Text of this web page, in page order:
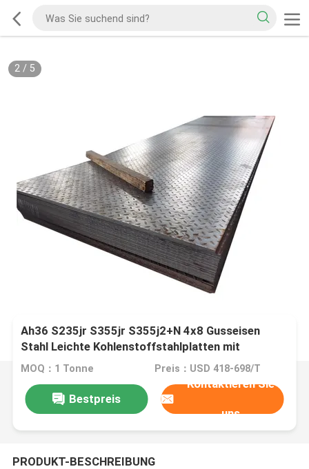
2/ 5
Ah36 S235jr S355jr S355j2+N 4x8 Gusseisen
Stahl Leichte Kohlenstoffstahlplatten mit
günstigem Preis
MOQ：1 Tonne Preis：USD 418-698/T
Bestpreis
Kontaktieren Sie
uns
PRODUKT-BESCHREIBUNG